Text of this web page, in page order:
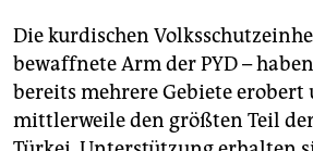
Die kurdischen
bewaffnete Arm der PYD –
bereits mehrere Gebiete
mittlerweile den größten Teil